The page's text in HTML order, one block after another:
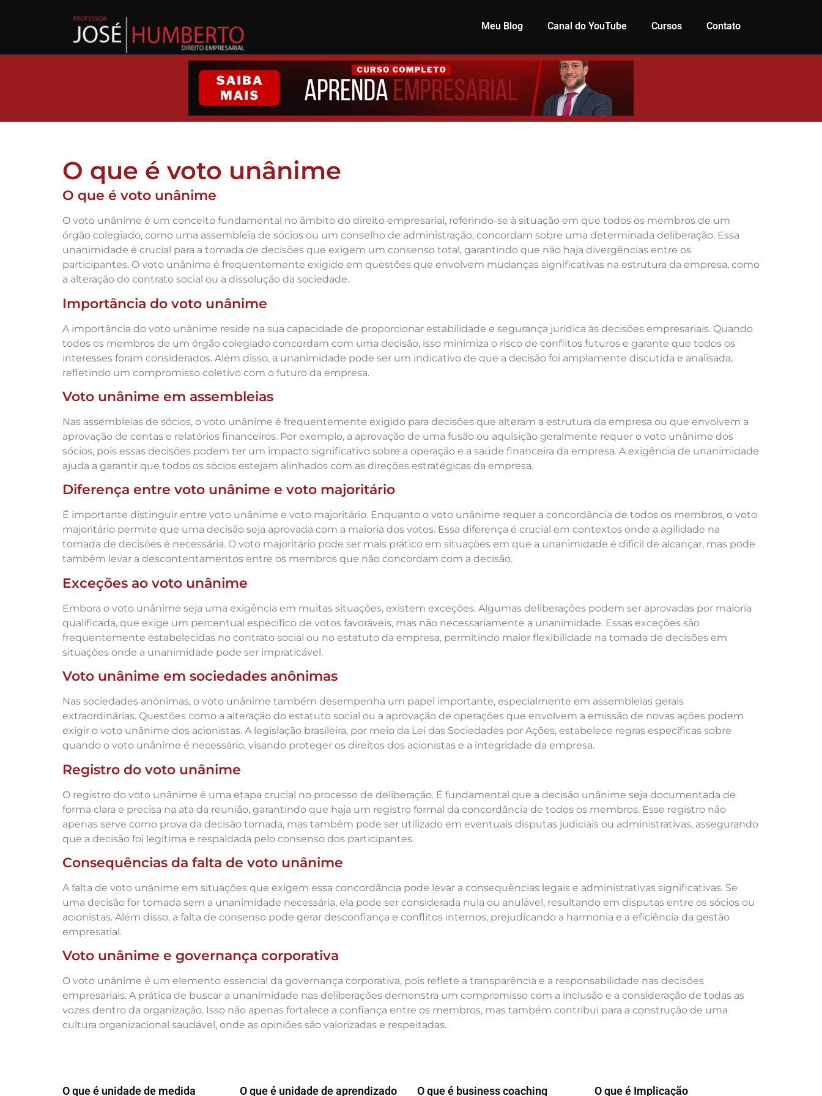
Meu Blog Canal do YouTube Cursos Contato
O que é voto unânime
O que é voto unânime
O voto unânime é um conceito fundamental no âmbito do direito empresarial, referindo-se à situação em que todos os membros de um
órgão colegiado, como uma assembleia de sócios ou um conselho de administração, concordam sobre uma determinada deliberação. Essa
unanimidade é crucial para a tomada de decisões que exigem um consenso total, garantindo que não haja divergências entre os
participantes. O voto unânime é frequentemente exigido em questões que envolvem mudanças significativas na estrutura da empresa, como
a alteração do contrato social ou a dissolução da sociedade.
Importância do voto unânime
A importância do voto unânime reside na sua capacidade de proporcionar estabilidade e segurança jurídica às decisões empresariais. Quando
todos os membros de um órgão colegiado concordam com uma decisão, isso minimiza o risco de conflitos futuros e garante que todos os
interesses foram considerados. Além disso, a unanimidade pode ser um indicativo de que a decisão foi amplamente discutida e analisada,
refletindo um compromisso coletivo com o futuro da empresa.
Voto unânime em assembleias
Nas assembleias de sócios, o voto unânime é frequentemente exigido para decisões que alteram a estrutura da empresa ou que envolvem a
aprovação de contas e relatórios financeiros. Por exemplo, a aprovação de uma fusão ou aquisição geralmente requer o voto unânime dos
sócios, pois essas decisões podem ter um impacto significativo sobre a operação e a saúde financeira da empresa. A exigência de unanimidade
ajuda a garantir que todos os sócios estejam alinhados com as direções estratégicas da empresa.
Diferença entre voto unânime e voto majoritário
É importante distinguir entre voto unânime e voto majoritário. Enquanto o voto unânime requer a concordância de todos os membros, o voto
majoritário permite que uma decisão seja aprovada com a maioria dos votos. Essa diferença é crucial em contextos onde a agilidade na
tomada de decisões é necessária. O voto majoritário pode ser mais prático em situações em que a unanimidade é difícil de alcançar, mas pode
também levar a descontentamentos entre os membros que não concordam com a decisão.
Exceções ao voto unânime
Embora o voto unânime seja uma exigência em muitas situações, existem exceções. Algumas deliberações podem ser aprovadas por maioria
qualificada, que exige um percentual específico de votos favoráveis, mas não necessariamente a unanimidade. Essas exceções são
frequentemente estabelecidas no contrato social ou no estatuto da empresa, permitindo maior flexibilidade na tomada de decisões em
situações onde a unanimidade pode ser impraticável.
Voto unânime em sociedades anônimas
Nas sociedades anônimas, o voto unânime também desempenha um papel importante, especialmente em assembleias gerais
extraordinárias. Questões como a alteração do estatuto social ou a aprovação de operações que envolvem a emissão de novas ações podem
exigir o voto unânime dos acionistas. A legislação brasileira, por meio da Lei das Sociedades por Ações, estabelece regras específicas sobre
quando o voto unânime é necessário, visando proteger os direitos dos acionistas e a integridade da empresa.
Registro do voto unânime
O registro do voto unânime é uma etapa crucial no processo de deliberação. É fundamental que a decisão unânime seja documentada de
forma clara e precisa na ata da reunião, garantindo que haja um registro formal da concordância de todos os membros. Esse registro não
apenas serve como prova da decisão tomada, mas também pode ser utilizado em eventuais disputas judiciais ou administrativas, assegurando
que a decisão foi legítima e respaldada pelo consenso dos participantes.
Consequências da falta de voto unânime
A falta de voto unânime em situações que exigem essa concordância pode levar a consequências legais e administrativas significativas. Se
uma decisão for tomada sem a unanimidade necessária, ela pode ser considerada nula ou anulável, resultando em disputas entre os sócios ou
acionistas. Além disso, a falta de consenso pode gerar desconfiança e conflitos internos, prejudicando a harmonia e a eficiência da gestão
empresarial.
Voto unânime e governança corporativa
O voto unânime é um elemento essencial da governança corporativa, pois reflete a transparência e a responsabilidade nas decisões
empresariais. A prática de buscar a unanimidade nas deliberações demonstra um compromisso com a inclusão e a consideração de todas as
vozes dentro da organização. Isso não apenas fortalece a confiança entre os membros, mas também contribui para a construção de uma
cultura organizacional saudável, onde as opiniões são valorizadas e respeitadas.
O que é unidade de medida O que é unidade de aprendizado O que é business coaching O que é Implicação